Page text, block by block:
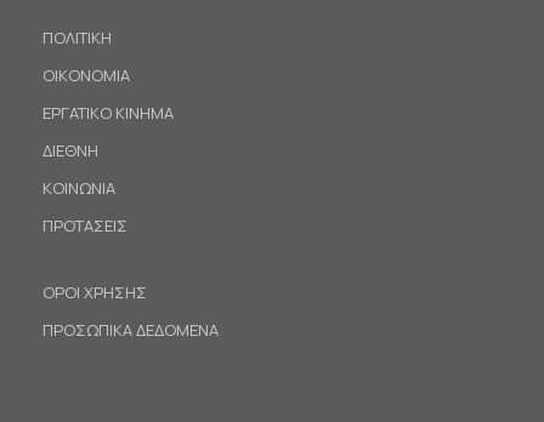
ΠΟΛΙΤΙΚΗ
ΟΙΚΟΝΟΜΙΑ
ΕΡΓΑΤΙΚΟ ΚΙΝΗΜΑ
ΔΙΕΘΝΗ
ΚΟΙΝΩΝΙΑ
ΠΡΟΤΑΣΕΙΣ
ΟΡΟΙ ΧΡΗΣΗΣ
ΠΡΟΣΩΠΙΚΑ ΔΕΔΟΜΕΝΑ